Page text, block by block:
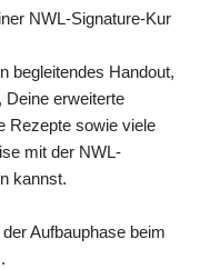
NWL-Signature-Kur
begleitendes Handout,
Deine erweiterte
Rezepte sowie viele
mit der NWL-
kannst.
Aufbauphase beim